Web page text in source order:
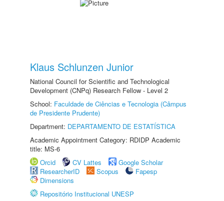
Klaus Schlunzen Junior
National Council for Scientific and Technological
Development (CNPq) Research Fellow - Level 2
School: Faculdade de Ciências e Tecnologia (Câmpus
de Presidente Prudente)
Department: DEPARTAMENTO DE ESTATÍSTICA
Academic Appointment Category: RDIDP Academic
title: MS-6
Orcid
CV Lattes
Google Scholar
ResearcherID
Scopus
Fapesp
Dimensions
Repositório Institucional UNESP